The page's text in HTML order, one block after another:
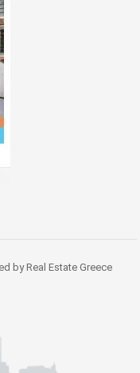
by Real Estate Greece